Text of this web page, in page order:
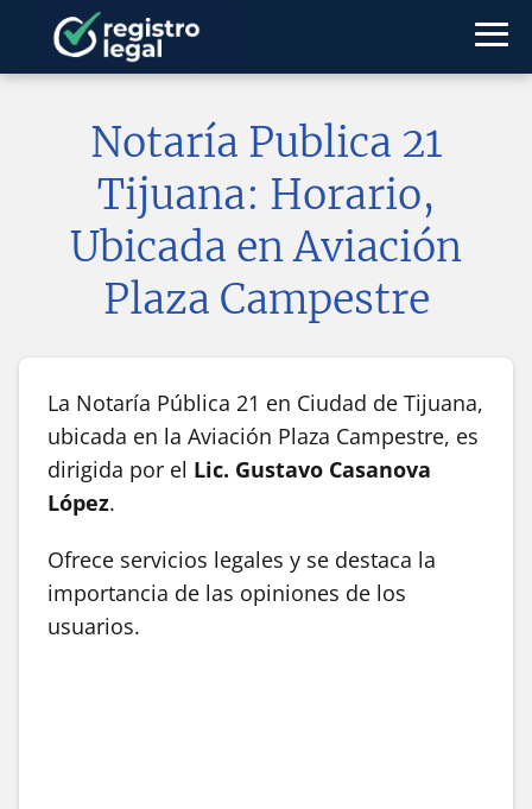
Notaría Publica 21
Tijuana: Horario,
Ubicada en Aviación
Plaza Campestre
La Notaría Pública 21 en Ciudad de Tijuana,
ubicada en la Aviación Plaza Campestre, es
dirigida por el Lic. Gustavo Casanova
López.
Ofrece servicios legales y se destaca la
importancia de las opiniones de los
usuarios.